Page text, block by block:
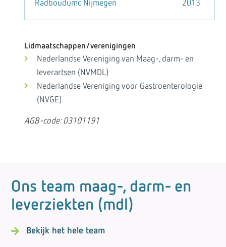
Radboudumc Nijmegen
2013
Lidmaatschappen/verenigingen
Nederlandse Vereniging van Maag-, darm- en
leverartsen (NVMDL)
Nederlandse Vereniging voor Gastroenterologie
(NVGE)
AGB-code: 03101191
Ons team maag-, darm- en
leverziekten (mdl)
Bekijk het hele team